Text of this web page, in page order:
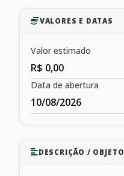
VALORES E DATAS
Valor estimado
R$ 0,00
Data de abertura
10/08/2026
DESCRIÇÃO / OBJETO